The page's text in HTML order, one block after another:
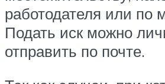
работодателя или по
Подать иск можно
отправить по почте.